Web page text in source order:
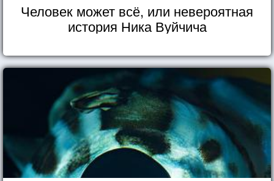
Человек может всё, или невероятная
история Ника Вуйчича